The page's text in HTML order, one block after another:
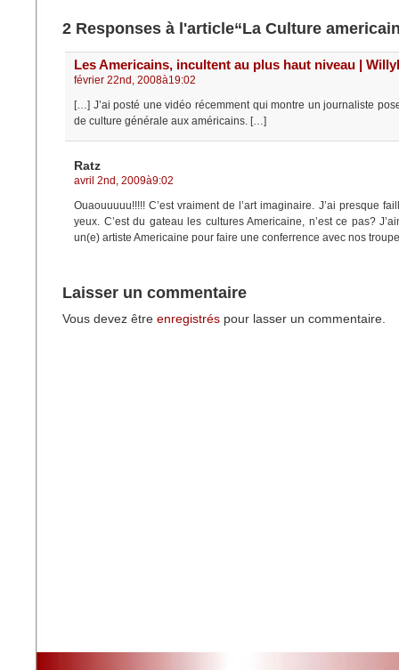
2 Responses à l'article“La Culture
Les Americains, incultent au plus haut niveau |
février 22nd, 2008à19:02
[…] J’ai posté une vidéo récemment qui montre un journaliste
de culture générale aux américains. […]
Ratz
avril 2nd, 2009à9:02
Ouaouuuuu!!!!! C’est vraiment de l’art imaginaire. J’ai presque
yeux. C’est du gateau les cultures Americaine, n’est ce pas?
un(e) artiste Americaine pour faire une conferrence avec nos
Laisser un commentaire
Vous devez être enregistrés pour lasser un commentaire.